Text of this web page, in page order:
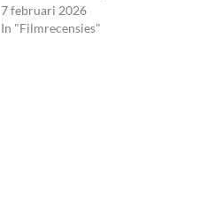
7 februari 2026
In "Filmrecensies"